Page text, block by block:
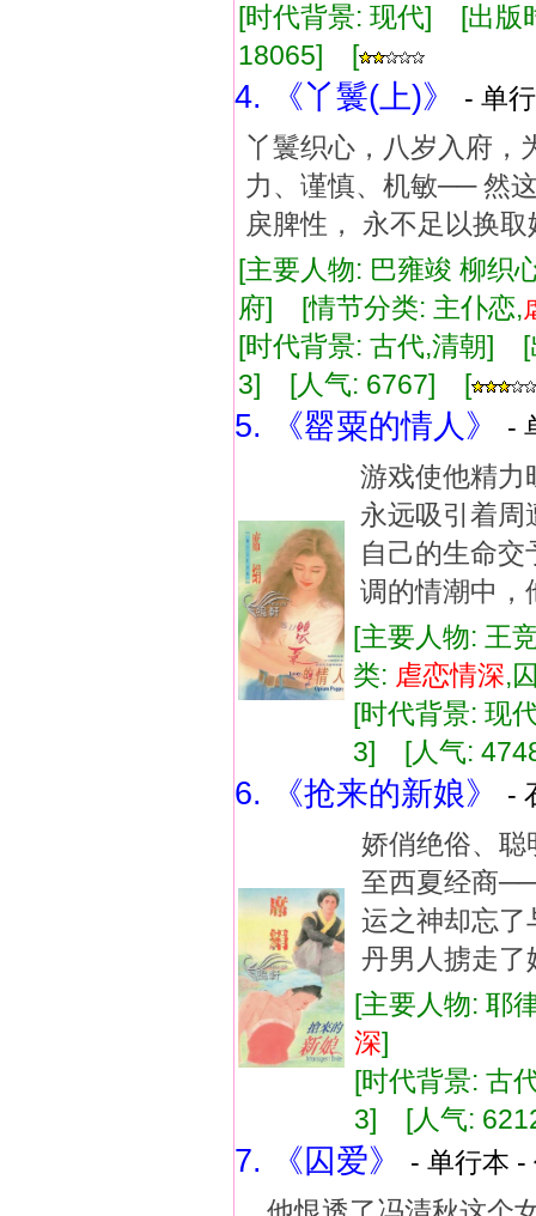
[时代背景: 现代] [出
18065] [
4. 《丫鬟(上)》
- 单
丫鬟织心，八岁入府，
力、谨慎、机敏── 然
戾脾性， 永不足以换
[主要人物: 巴雍竣 柳织
府] [情节分类: 主仆恋,
[时代背景: 古代,清朝]
3] [人气: 6767] [
5. 《罂粟的情人》
-
游戏使他精力
永远吸引着
自己的生命
调的情潮中
[主要人物: 王
类: 虐恋情深,
[时代背景: 现
3] [人气:
6. 《抢来的新娘》
-
娇俏绝俗、聪
至西夏经商
运之神却忘
丹男人掳走
[主要人物: 耶
深]
[时代背景: 古
3] [人气:
7. 《囚爱》
- 单行本